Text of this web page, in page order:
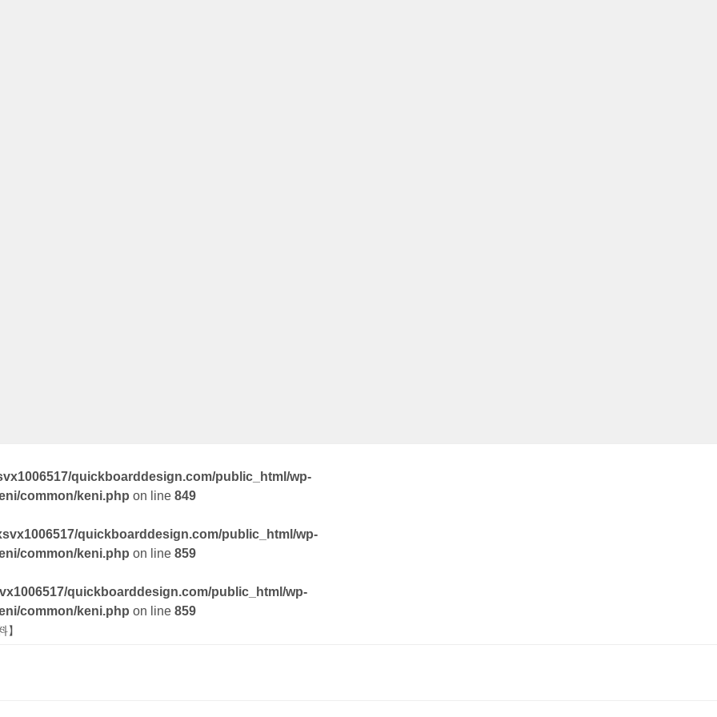
quickboarddesign.com/public_html/wp-
common/keni.php on line 849
quickboarddesign.com/public_html/wp-
common/keni.php on line 859
quickboarddesign.com/public_html/wp-
common/keni.php on line 859